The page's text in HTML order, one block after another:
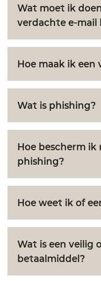
Wat moet ik
verdachte e-mail
Hoe maak ik
Wat is phishing?
Hoe bescherm ik
phishing?
Hoe weet ik of
Wat is een veilig
betaalmiddel?